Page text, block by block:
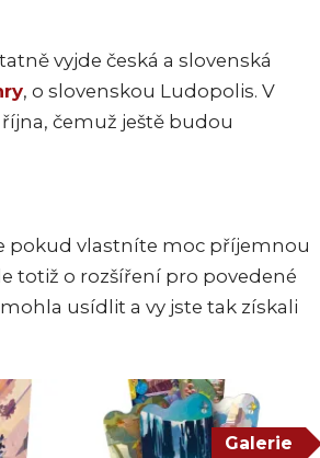
vyjde česká a slovenská
, o slovenskou Ludopolis. V
čemuž ještě budou
pokud vlastníte moc příjemnou
totiž o rozšíření pro povedené
usídlit a vy jste tak získali
Galerie